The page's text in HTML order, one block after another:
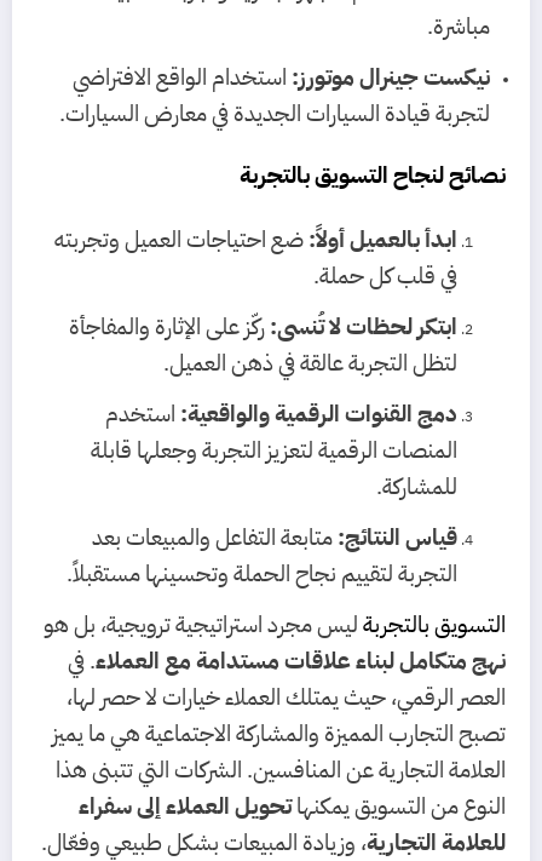
مباشرة.
نيكست جينرال موتورز: استخدام الواقع الافتراضي
لتجربة قيادة السيارات الجديدة في معارض السيارات.
نصائح لنجاح التسويق بالتجربة
ابدأ بالعميل أولاً:ضع احتياجات العميل وتجربته
في قلب كل حملة.
ابتكر لحظات لا تُنسى:ركّز على الإثارة والمفاجأة
لتظل التجربة عالقة في ذهن العميل.
دمج القنوات الرقمية والواقعية: استخدم
المنصات الرقمية لتعزيز التجربة وجعلها قابلة
للمشاركة.
قياس النتائج:متابعة التفاعل والمبيعات بعد
التجربة لتقييم نجاح الحملة وتحسينها مستقبلاً.
التسويق بالتجربةليس مجرد استراتيجية ترويجية، بل هو
نهج متكامل لبناء علاقات مستدامة مع العملاء. في
العصر الرقمي، حيث يمتلك العملاء خيارات لا حصر لها،
تصبح التجارب المميزة والمشاركة الاجتماعية هي ما يميز
العلامة التجارية عن المنافسين. الشركات التي تتبنى هذا
النوع من التسويق يمكنهاتحويل العملاء إلى سفراء
للعلامة التجارية، وزيادة المبيعات بشكل طبيعي وفعّال.